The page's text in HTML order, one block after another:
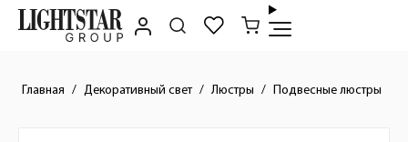
Главная Декоративный свет Люстры Подвесные люстры